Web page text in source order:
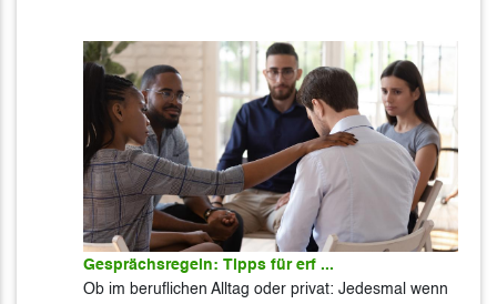
Gesprächsregeln: Tipps für erf ...
Ob im beruflichen Alltag oder privat: Jedesmal wenn